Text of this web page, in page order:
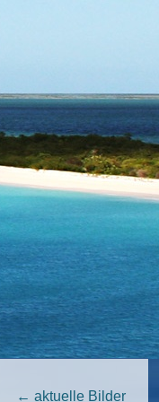
← aktuelle Bilder